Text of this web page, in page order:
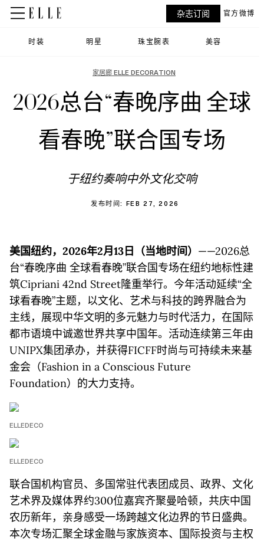
时装 明星 珠宝腕表 美容
杂志订阅 官方微博
家居廊 ELLE DECORATION
2026总台“春晚序曲 全球
看春晚”联合国专场
于纽约奏响中外文化交响
发布时间: FEB 27, 2026
美国纽约， 2026年2月13 日（当地时间） ——2026总
台“春晚序曲 全球看春晚”联合国专场在纽约地标性建
筑Cipriani 42nd Street隆重举行。今年活动延续“全
球看春晚”主题，以文化、艺术与科技的跨界融合为
主线，展现中华文明的多元魅力与时代活力，在国际
都市语境中诚邀世界共享中国年。活动连续第三年由
UNIPX集团承办，并获得FICFF时尚与可持续未来基
金会（Fashion in a Conscious Future
Foundation）的大力支持。
ELLEDECO
ELLEDECO
联合国机构官员、多国常驻代表团成员、政界、文化
艺术界及媒体界约300位嘉宾齐聚曼哈顿，共庆中国
农历新年，亲身感受一场跨越文化边界的节日盛典。
本次专场汇聚全球金融与家族资本、国际投资与主权